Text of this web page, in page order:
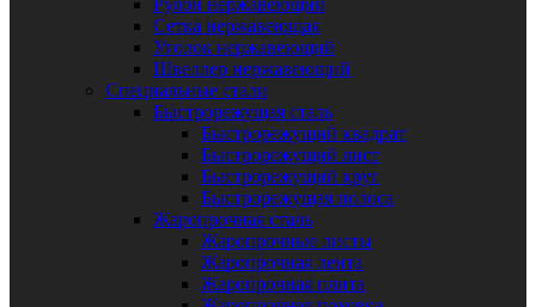
Рулон нержавеющий
Сетка нержавеющая
Уголок нержавеющий
Швеллер нержавеющий
Специальные стали
Быстрорежущая сталь
Быстрорежущий квадрат
Быстрорежущий лист
Быстрорежущий круг
Быстрорежущая полоса
Жаропрочная сталь
Жаропрочные листы
Жаропрочная лента
Жаропрочная плита